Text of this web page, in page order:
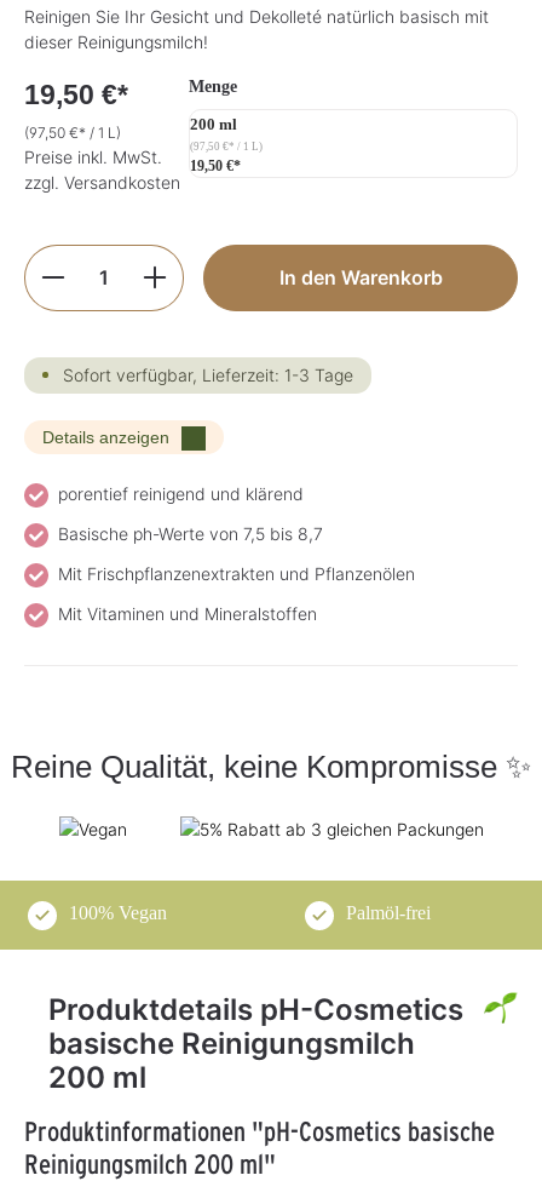
Reinigen Sie Ihr Gesicht und Dekolleté natürlich basisch mit
dieser Reinigungsmilch!
19,50 €*
(97,50 €* / 1 L)
Preise inkl. MwSt.
zzgl. Versandkosten
Mengeauswählen
200 ml
(97,50 €* / 1 L)
19,50 €*
Produkt Anzahl: Gib den gewünschten
In den Warenkorb
Sofort verfügbar, Lieferzeit: 1-3 Tage
Details anzeigen
porentief reinigend und klärend
Basische ph-Werte von 7,5 bis 8,7
Mit Frischpflanzenextrakten und Pflanzenölen
Mit Vitaminen und Mineralstoffen
Reine Qualität, keine Kompromisse ✨
100% Vegan Palmöl-frei
Produktdetails pH-Cosmetics
basische Reinigungsmilch
200 ml
Produktinformationen "pH-Cosmetics basische
Reinigungsmilch 200 ml"